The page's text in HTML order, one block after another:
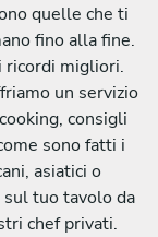
quelle che ti
fino alla fine.
ricordi migliori.
un servizio
consigli
sono fatti i
asiatici o
tuo tavolo da
chef privati.